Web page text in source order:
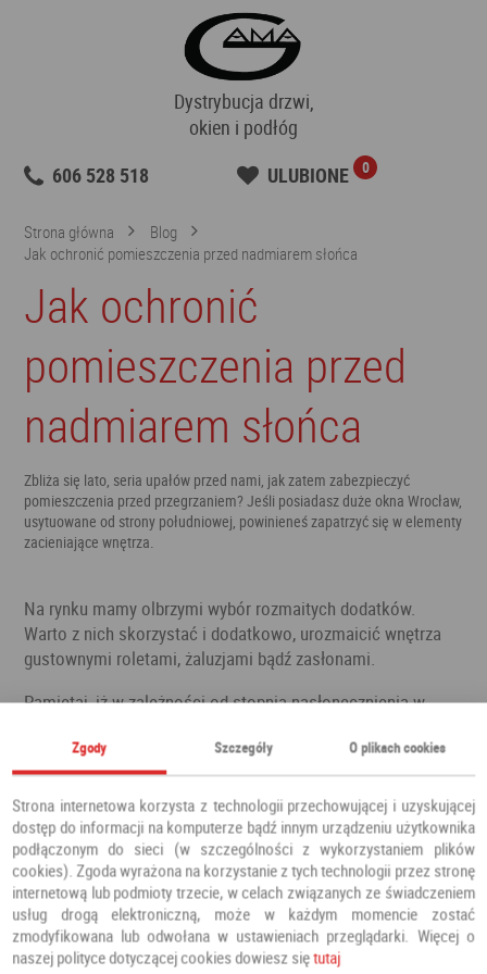
Dystrybucja drzwi,
okien i podłóg
606 528 518
ULUBIONE 0
Strona główna
Blog
Jak ochronić pomieszczenia przed nadmiarem słońca
Jak ochronić
pomieszczenia przed
nadmiarem słońca
Zbliża się lato, seria upałów przed nami, jak zatem zabezpieczyć
pomieszczenia przed przegrzaniem? Jeśli posiadasz duże okna Wrocław,
usytuowane od strony południowej, powinieneś zapatrzyć się w elementy
zacieniające wnętrza.
Na rynku mamy olbrzymi wybór rozmaitych dodatków.
Warto z nich skorzystać i dodatkowo, urozmaicić wnętrza
gustownymi roletami, żaluzjami bądź zasłonami.
Pamiętaj, iż w zależności od stopnia nasłonecznienia w
ochronę przed nadmiarem promieni słonecznych. Warto
przypomnieć, że wnętrza usytuowane od strony południowej
otrzymują najwięcej doświetlenia, a w sezonie letnim
przegrzanie pomieszczeń jest bardzo uciążliwe. Story i
zasłony są dobrym rozwiązaniem, o ile aranżacja
pomieszczeń pozwala na takie urozmaicenia.
Żaluzje i rolety wracają do łask, są nie tylko gustownie
wykonane, ale posiadają mix kolorów i wzorów tkanin. Okna
Zgody Szczegóły O plikach cookies
Strona internetowa korzysta z technologii przechowującej i uzyskującej
dostęp do informacji na komputerze bądź innym urządzeniu użytkownika
podłączonym do sieci (w szczególności z wykorzystaniem plików
cookies). Zgoda wyrażona na korzystanie z tych technologii przez stronę
internetową lub podmioty trzecie, w celach związanych ze świadczeniem
usług drogą elektroniczną, może w każdym momencie zostać
zmodyfikowana lub odwołana w ustawieniach przeglądarki. Więcej o
naszej polityce dotyczącej cookies dowiesz siętutaj